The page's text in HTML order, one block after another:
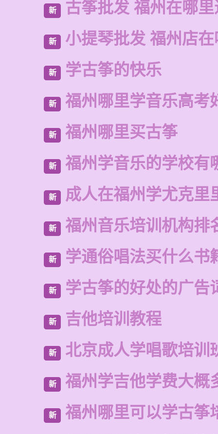
新 古筝批发 福州在哪
新 小提琴批发 福州店
新 学古筝的快乐
新 福州哪里学音乐高考
新 福州哪里买古筝
新 福州学音乐的学校有
新 成人在福州学尤克里
新 福州音乐培训机构排
新 学通俗唱法买什么书
新 学古筝的好处的广告
新 吉他培训教程
新 北京成人学唱歌培训
新 福州学吉他学费大概
新 福州哪里可以学古筝